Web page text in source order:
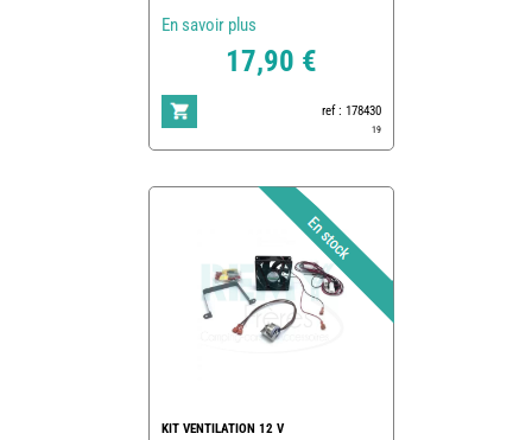
En savoir plus
17,90 €
ref : 178430
19
KIT VENTILATION 12 V